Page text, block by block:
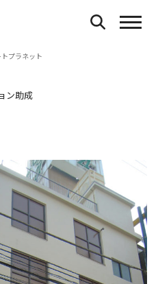
プラネット
ン助成